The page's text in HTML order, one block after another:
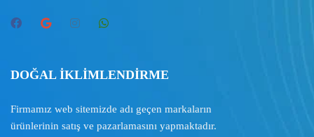
DOĞAL İKLİMLENDİRME
Firmamız web sitemizde adı geçen markaların
ürünlerinin satış ve pazarlamasını yapmaktadır.